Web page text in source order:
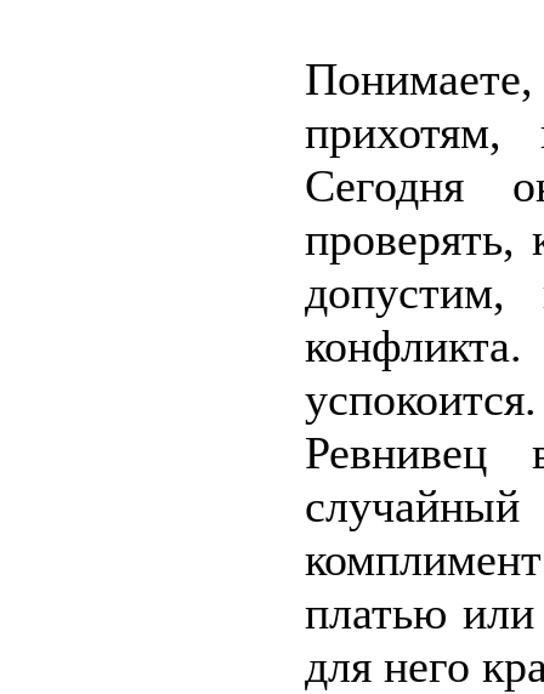
Понимаете,
Сегодня
проверять,
допустим,
Ревнивец
платью
для него